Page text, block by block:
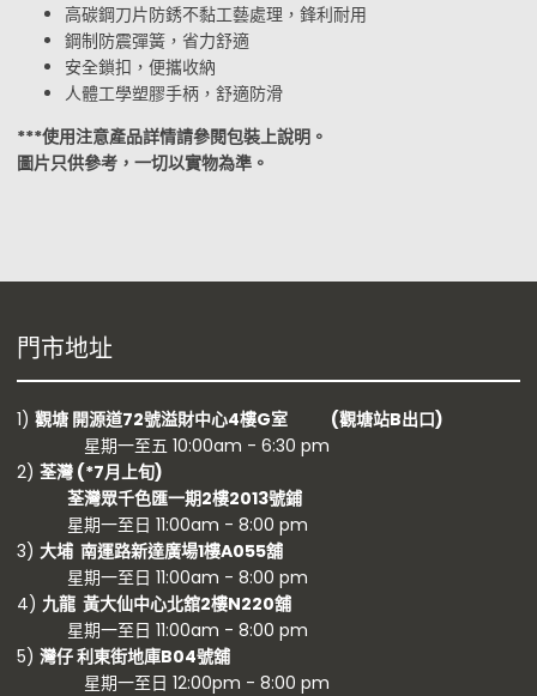
高碳鋼刀片防銹不黏工藝處理，鋒利耐用
鋼制防震彈簧，省力舒適
安全鎖扣，便攜收納
人體工學塑膠手柄，舒適防滑
***使用注意產品詳情請參閱包裝上說明。
圖片只供參考，一切以實物為準。
門市地址
1) 觀塘 開源道72號溢財中心4樓G室 (觀塘站B出口)
星期一至五 10:00am - 6:30 pm
2) 荃灣 (*7月上旬)
荃灣眾千色匯一期2樓2013號鋪
星期一至日 11:00am - 8:00 pm
3) 大埔 南運路新達廣場1樓A055舖
星期一至日 11:00am - 8:00 pm
4) 九龍 黃大仙中心北舘2樓N220舖
星期一至日 11:00am - 8:00 pm
5) 灣仔 利東街地庫B04號舖
星期一至日 12:00pm - 8:00 pm